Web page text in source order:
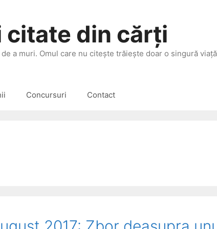
citate din cărți
a muri. Omul care nu citeşte trăieşte doar o singură
Concursuri Contact